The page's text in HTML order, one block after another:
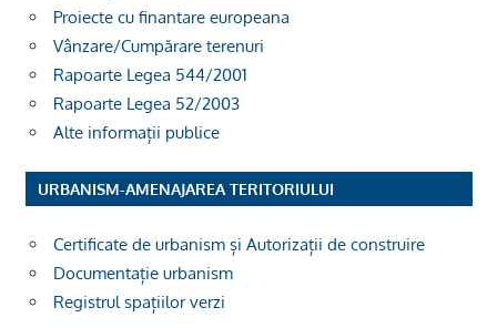
Proiecte cu finantare europeana
Vânzare/Cumpărare terenuri
Rapoarte Legea 544/2001
Rapoarte Legea 52/2003
Alte informații publice
URBANISM-AMENAJAREA TERITORIULUI
Certificate de urbanism și Autorizații de construire
Documentație urbanism
Registrul spațiilor verzi